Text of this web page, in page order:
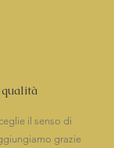
il senso di
grazie